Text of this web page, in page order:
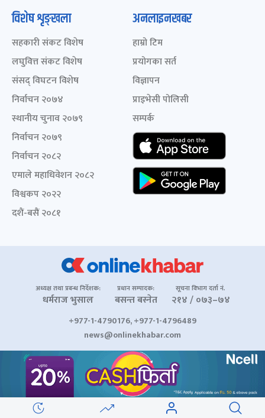
विशेष शृङ्खला
सहकारी संकट विशेष
लघुवित्त संकट विशेष
संसद् विघटन विशेष
निर्वाचन २०७४
स्थानीय चुनाव २०७९
निर्वाचन २०७९
निर्वाचन २०८२
एमाले महाधिवेशन २०८२
विश्वकप २०२२
दशैं-बसैं २०८१
अनलाइनखबर
हाम्रो टिम
प्रयोगका सर्त
विज्ञापन
प्राइभेसी पोलिसी
सम्पर्क
अध्यक्ष तथा प्रबन्ध निर्देशक:
धर्मराज भुसाल
प्रधान सम्पादक:
बसन्त बस्नेत
सूचना विभाग दर्ता नं.
२१४ / ०७३–७४
+977-1-4790176, +977-1-4796489
news@onlinekhabar.com
© २००६-२०२६ Onlinekhabar.com सर्वाधिकार सुरक्षित